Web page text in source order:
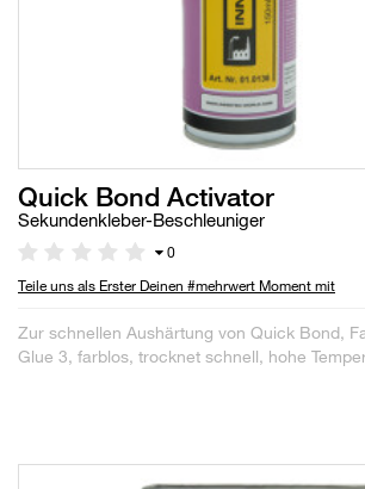
Quick Bond Activator
Sekundenkleber-Beschleuniger
0
Teile uns als Erster Deinen #mehrwert Moment mit
Zur schnellen Aushärtung von Quick Bond,
Glue 3, farblos, trocknet schnell, hohe